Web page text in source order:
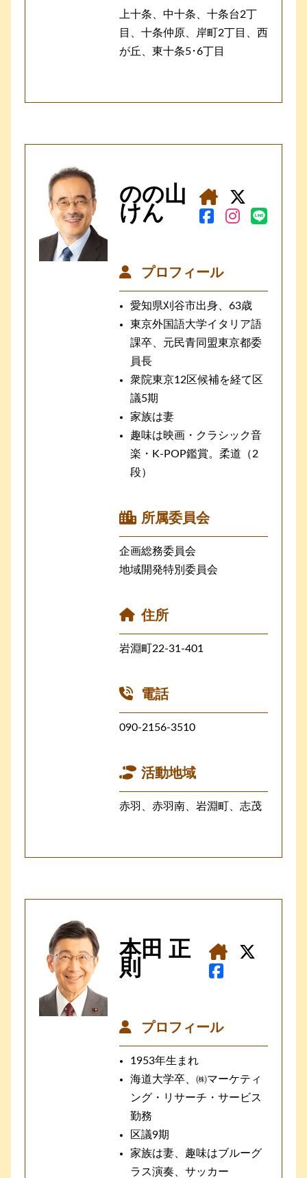
上十条、中十条、十条台2丁
目、十条仲原、岸町2丁目、西
が丘、東十条5･6丁目
のの山
けん
プロフィール
愛知県刈谷市出身、63歳
東京外国語大学イタリア語
課卒、元民青同盟東京都委
員長
衆院東京12区候補を経て区
議5期
家族は妻
趣味は映画・クラシック音
楽・K-POP鑑賞。柔道（2
段）
所属委員会
企画総務委員会
地域開発特別委員会
住所
岩淵町22-31-401
電話
090-2156-3510
活動地域
赤羽、赤羽南、岩淵町、志茂
本田 正
則
プロフィール
1953年生まれ
海道大学卒、㈱マーケティ
ング・リサーチ・サービス
勤務
区議9期
家族は妻、趣味はブルーグ
ラス演奏、サッカー